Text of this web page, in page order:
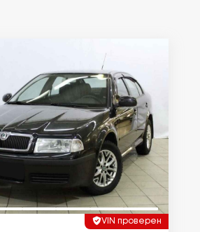
VIN проверен